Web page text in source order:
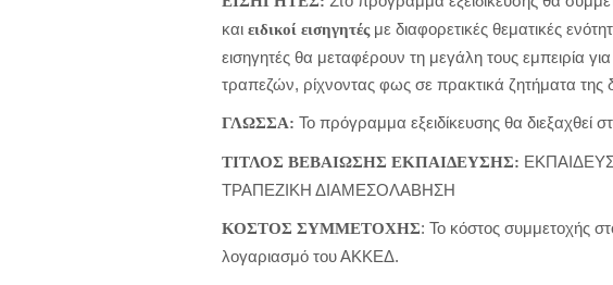
και ειδικοί εισηγητέςμε διαφορετικές θεματικές
εισηγητές θα μεταφέρουν τη μεγάλη τους εμπειρία
τραπεζών, ρίχνοντας φως σε πρακτικά ζητήματα της
ΓΛΩΣΣΑ: Το πρόγραμμα εξειδίκευσης θα διεξαχθεί
ΤΙΤΛΟΣ ΒΕΒΑΙΩΣΗΣ ΕΚΠΑΙΔΕΥΣΗΣ:
ΤΡΑΠΕΖΙΚΗ ΔΙΑΜΕΣΟΛΑΒΗΣΗ
ΚΟΣΤΟΣ ΣΥΜΜΕΤΟΧΗΣ: Το κόστος συμμετοχής
λογαριασμό του ΑΚΚΕΔ.